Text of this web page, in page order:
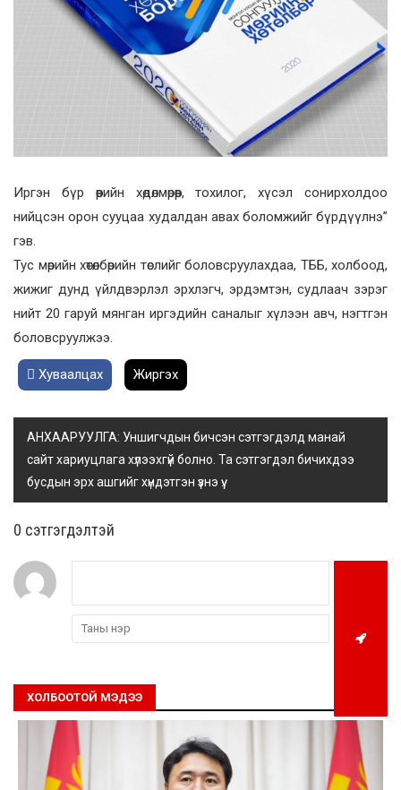
Иргэн бүр өөрийн хөдөлмөрөөр, тохилог, хүсэл сонирхолдоо
нийцсэн орон сууцаа худалдан авах болом­жийг бүрдүүлнэ”
гэв.
Тус мөрийн хөтөлбөрийн төслийг боловсруулахдаа, ТББ, холбоод,
жижиг дунд үйлдвэрлэл эрхлэгч, эрдэмтэн, судлаач зэрэг
нийт 20 гаруй мянган иргэдийн саналыг хүлээн авч, нэгтгэн
боловсруулжээ.
Хуваалцах Жиргэх
АНХААРУУЛГА: Уншигчдын бичсэн сэтгэгдэлд манай
сайт хариуцлага хүлээхгүй болно. Та сэтгэгдэл бичихдээ
бусдын эрх ашгийг хүндэтгэн үзнэ үү.
0 cэтгэгдэлтэй
ХОЛБООТОЙ МЭДЭЭ